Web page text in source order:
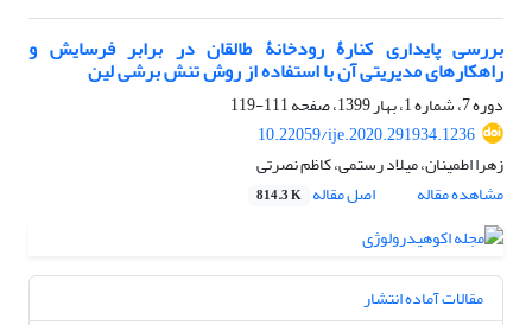
بررسی پایداری کنارۀ رودخانۀ طالقان در برابر فرسایش و
راهکارهای مدیریتی آن با استفاده از روش تنش برشی لین
دوره 7، شماره 1، بهار 1399، صفحه
111-119
10.22059/ije.2020.291934.1236
زهرا اطمینان، میلاد رستمی، کاظم نصرتی
مشاهده مقاله
اصل مقاله 814.3 K
مقالات آماده انتشار